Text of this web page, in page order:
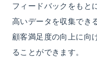
フィードバックをもと
高いデータを収集でき
顧客満足度の向上に向
ることができます。